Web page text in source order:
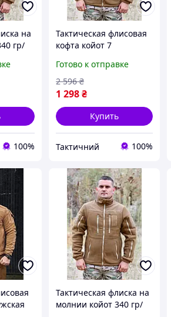
на
гр/
46
100%
Тактическая флисовая
кофта койот 7
армейская флиска
койот, мужская флиска
койот зсу 48 Ne2kx
Готово к отправке
1 298₴
2 596 ₴
Купить
Тактичний 100%
Тактическая флиска на
молнии койот 340 гр/